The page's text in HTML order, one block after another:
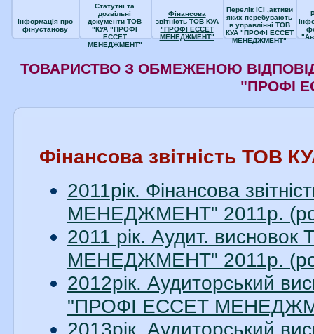
Інформація про
фінустанову
Статутні та
дозвільні
документи ТОВ
"КУА "ПРОФІ
ЕССЕТ
МЕНЕДЖМЕНТ"
Фінансова
звітність ТОВ КУА
"ПРОФІ ЕССЕТ
МЕНЕДЖМЕНТ"
Перелік ІСІ ,активи
яких перебувають
в управлінні ТОВ
КУА "ПРОФІ ЕССЕТ
МЕНЕДЖМЕНТ"
ТОВАРИСТВО З ОБМЕЖЕНОЮ
"ПРОФІ
Фінансова звітність
2011рік. Фінансова
МЕНЕДЖМЕНТ" 2011р.
2011 рік. Аудит.
МЕНЕДЖМЕНТ" 2011р.
2012рік. Аудиторський
"ПРОФІ ЕССЕТ
2013рік. Аудиторський